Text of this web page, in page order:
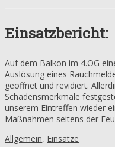
Einsatzbericht:
Auf dem Balkon im 4.OG
Auslösung eines
geöffnet und revidiert.
Schadensmerkmale
unserem Eintreffen wieder
Maßnahmen seitens der
Allgemein, Einsätze